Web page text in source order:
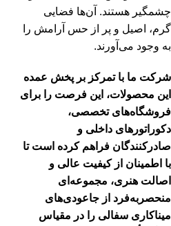
چشمگیر هستند. آن‌ها فضایی
گرم، اصیل و پر از حس آرامش را
به وجود می‌آورند.
شرکت ما با تمرکز بر پخش عمده
این محصولات، این فرصت را برای
فروشگاه‌های تخصصی،
دکوراتورهای داخلی و
صادرکنندگان فراهم کرده است تا
با اطمینان از کیفیت عالی و
اصالت هنری، مجموعه‌ای
منحصربه‌فرد از جاعودی‌های
میناکاری سفالی را در مقیاس